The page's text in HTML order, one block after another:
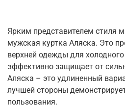
Ярким представителем стиля
мужская куртка Аляска. Это
верхней одежды для
эффективно защищает от
Аляска – это удлиненный
лучшей стороны
пользования.